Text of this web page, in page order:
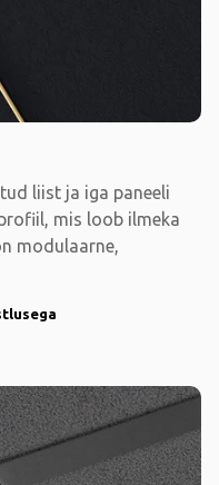
liist ja iga paneeli
mis loob ilmeka
modulaarne,